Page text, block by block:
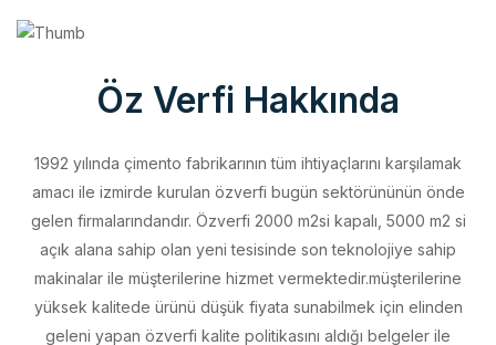
1992 yılında çimento fabrikarının tüm ihtiyaçlarını karşılamak
gelen firmalarındandır. Özverfi 2000 m2si kapalı, 5000 m2 si
açık alana sahip olan yeni tesisinde son teknolojiye sahip
makinalar ile müşterilerine hizmet vermektedir.müşterilerine
yüksek kalitede ürünü düşük fiyata sunabilmek için elinden
geleni yapan özverfi kalite politikasını aldığı belgeler ile
desteklemektedir. Sac metale ait geniş ürün yelpazesi ile